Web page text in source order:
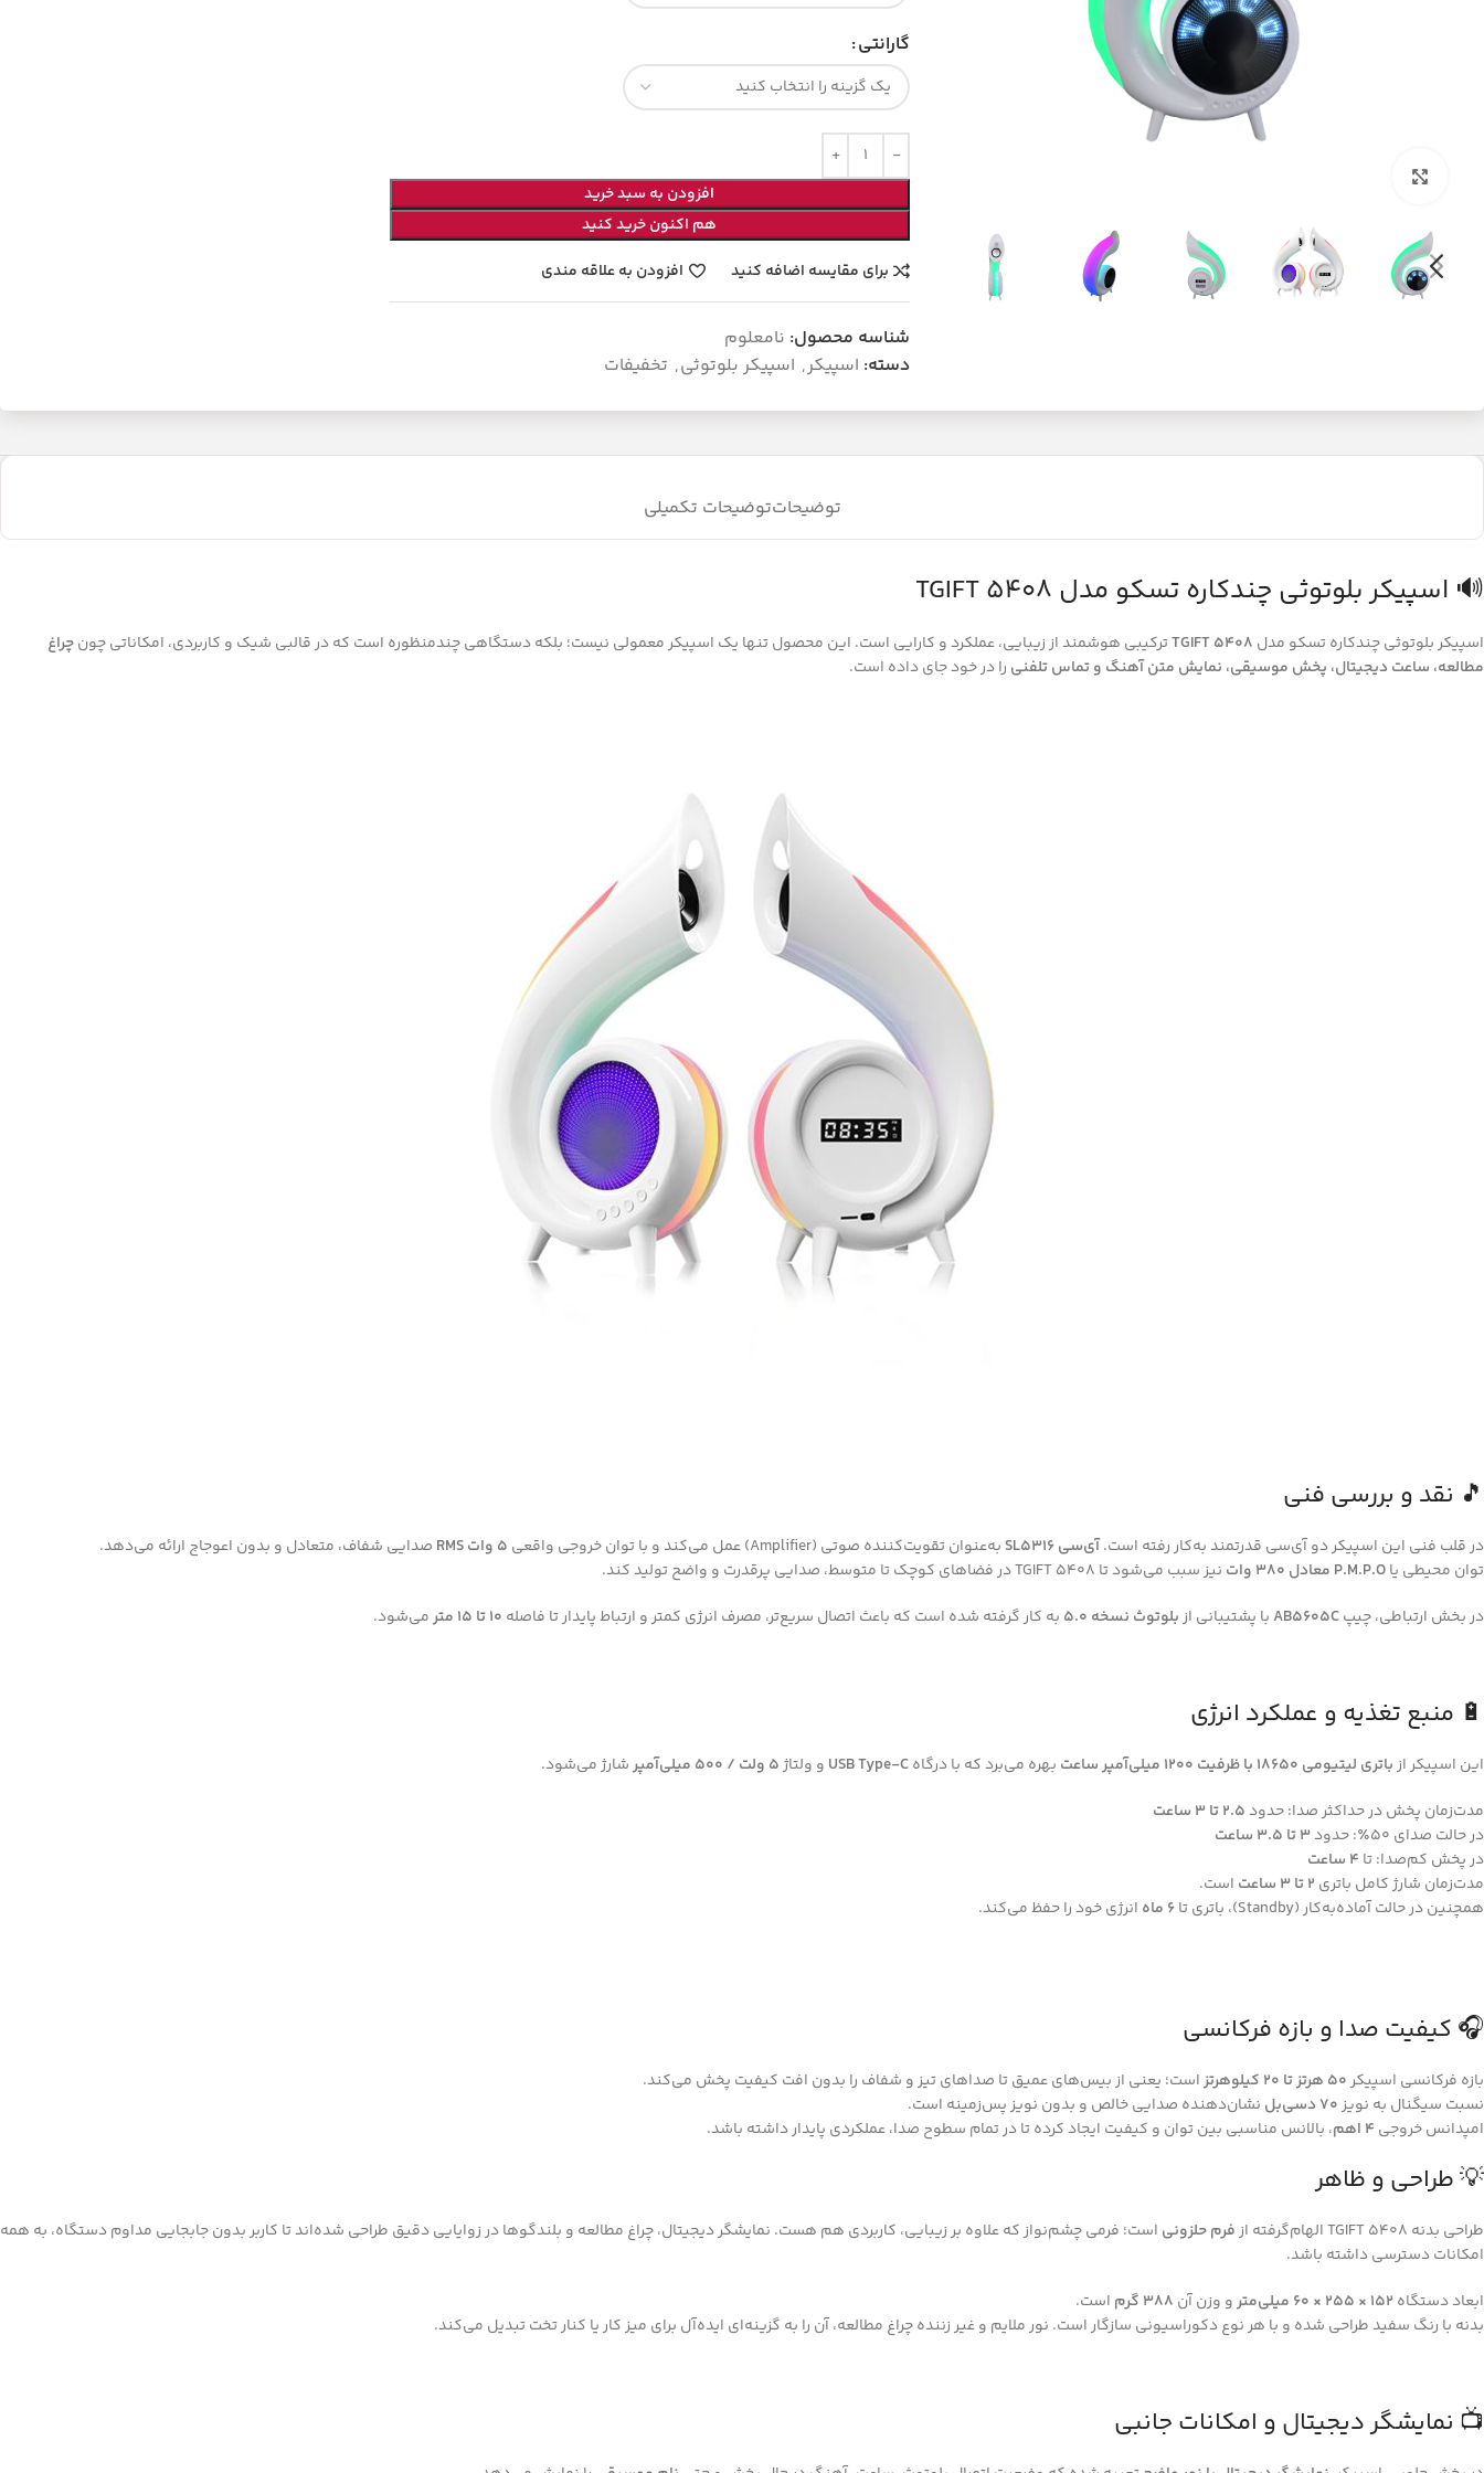
گارانتی
افزودن به سبد خرید
هم اکنون خرید کنید
برای مقایسه اضافه کنید
افزودن به علاقه مندی
شناسه محصول: نامعلوم
دسته: اسپیکر, اسپیکر بلوتوثی, تخفیفات
توضیحاتتوضیحات تکمیلی
🔊 اسپیکر بلوتوثی چندکاره تسکو مدل TGIFT 5408
اسپیکر بلوتوثی چندکاره تسکو مدل TGIFT 5408ترکیبی هوشمند از زیبایی، عملکرد و کارایی است. این محصول تنها یک اسپیکر معمولی نیست؛ بلکه دستگاهی چندمنظوره است که در قالبی شیک و کاربردی، امکاناتی چونچراغ
مطالعه، ساعت دیجیتال، پخش موسیقی، نمایش متن آهنگ و تماس تلفنی را در خود جای داده است.
🎵 نقد و بررسی فنی
در قلب فنی این اسپیکر دو آی‌سی قدرتمند به‌کار رفته است.آی‌سی SL5316 به‌عنوان تقویت‌کننده صوتی (Amplifier) عمل می‌کند و با توان خروجی واقعی ۵ وات RMS
صدایی شفاف، متعادل و بدون اعوجاج ارائه می‌دهد.
توان محیطی یاP.M.P.O معادل ۳۸۰ وات
نیز سبب می‌شود تا TGIFT 5408 در فضاهای کوچک تا متوسط، صدایی پرقدرت و واضح تولید کند.
در بخش ارتباطی، چیپAB5605C با پشتیبانی ازبلوتوث نسخه ۵.۰ به کار گرفته شده است که باعث اتصال سریع‌تر، مصرف انرژی کمتر و ارتباط پایدار تا فاصله ۱۰ تا ۱۵ متر می‌شود.
🔋 منبع تغذیه و عملکرد انرژی
این اسپیکر ازباتری لیتیومی ۱۸۶۵۰ با ظرفیت ۱۲۰۰ میلی‌آمپر ساعت بهره می‌برد که با درگاهUSB Type-C و ولتاژ۵ ولت / ۵۰۰ میلی‌آمپر
شارژ می‌شود.
مدت‌زمان پخش در حداکثر صدا: حدود۲.۵ تا ۳ ساعت
در حالت صدای ۵۰٪: حدود
۳ تا ۳.۵ ساعت
در پخش کم‌صدا: تا ۴ ساعت
مدت‌زمان شارژ کامل باتری ۲ تا ۳ ساعت
است.
همچنین در حالت آماده‌به‌کار (Standby)، باتری تا
۶ ماه انرژی خود را حفظ می‌کند.
🎧 کیفیت صدا و بازه فرکانسی
بازه فرکانسی اسپیکر۵۰ هرتز تا ۲۰ کیلوهرتز
است؛ یعنی از بیس‌های عمیق تا صداهای تیز و شفاف را بدون افت کیفیت پخش می‌کند.
نسبت سیگنال به نویز۷۰ دسی‌بل
نشان‌دهنده صدایی خالص و بدون نویز پس‌زمینه است.
امپدانس خروجی ۴ اهم ، بالانس مناسبی بین توان و کیفیت ایجاد کرده تا در تمام سطوح صدا، عملکردی پایدار داشته باشد.
💡 طراحی و ظاهر
طراحی بدنه TGIFT 5408 الهام‌گرفته از فرم حلزونی است؛ فرمی چشم‌نواز که علاوه بر زیبایی، کاربردی هم هست. نمایشگر دیجیتال، چراغ مطالعه و بلندگوها در زوایایی دقیق طراحی شده‌اند تا کاربر بدون جابجایی مداوم دستگاه، به همه
امکانات دسترسی داشته باشد.
ابعاد دستگاه ۱۵۲ × ۲۵۵ × ۶۰ میلی‌متر و وزن آن ۳۸۸ گرم
است.
بدنه با رنگ سفید طراحی شده و با هر نوع دکوراسیونی سازگار است. نور ملایم و غیر زننده چراغ مطالعه، آن را به گزینه‌ای ایده‌آل برای میز کار یا کنار تخت تبدیل می‌کند.
📺 نمایشگر دیجیتال و امکانات جانبی